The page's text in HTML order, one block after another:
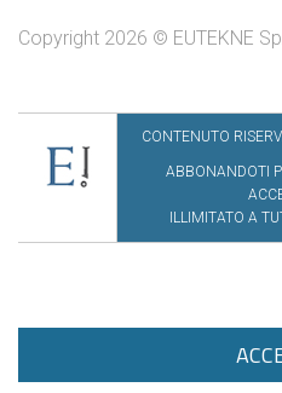
Copyright 2026 © EUTEKNE
CONTENUTO
ABBONANDOTI
ILLIMITATO A